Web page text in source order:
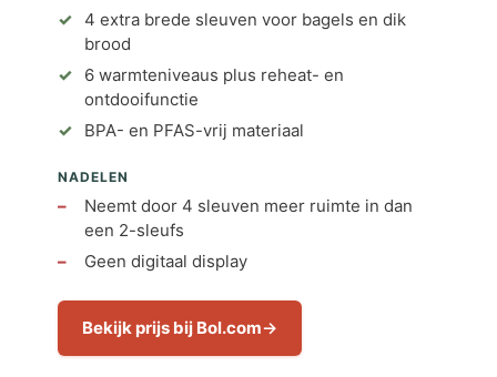
4 extra brede sleuven voor bagels en dik
brood
6 warmteniveaus plus reheat- en
ontdooifunctie
BPA- en PFAS-vrij materiaal
NADELEN
Neemt door 4 sleuven meer ruimte in dan
een 2-sleufs
Geen digitaal display
Bekijk prijs bij Bol.com